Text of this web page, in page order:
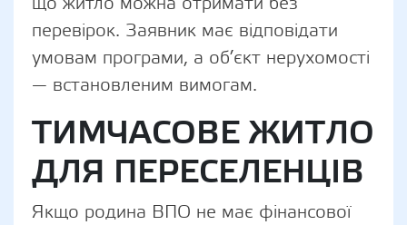
перевірок. Заявник має відповідати
умовам програми, а об’єкт нерухомості
— встановленим вимогам.
ТИМЧАСОВЕ ЖИТЛО
ДЛЯ ПЕРЕСЕЛЕНЦІВ
Якщо родина ВПО не має фінансової